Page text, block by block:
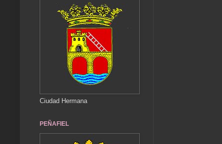
Ciudad Hermana
PEÑAFIEL